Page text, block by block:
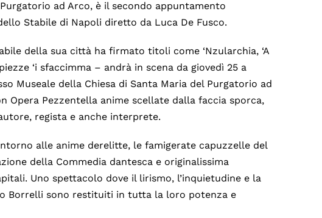
ad Arco, è il secondo appuntamento
Stabile di Napoli diretto da Luca De Fusco.
della sua città ha firmato titoli come ‘Nzularchia, ‘A
‘i sfaccimma – andrà in scena da giovedì 25 a
Museale della Chiesa di Santa Maria del Purgatorio ad
Opera Pezzentella anime scellate dalla faccia sporca,
regista e anche interprete.
alle anime derelitte, le famigerate capuzzelle del
della Commedia dantesca e originalissima
Uno spettacolo dove il lirismo, l’inquietudine e la
Borrelli sono restituiti in tutta la loro potenza e